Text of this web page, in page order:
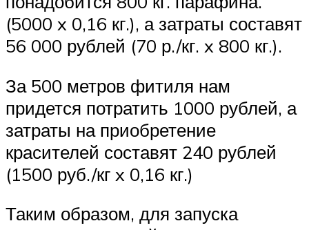
(5000 x 0,16 кг.), а затраты составят
56 000 рублей (70 р./кг. x 800 кг.).
За 500 метров фитиля нам
придется потратить 1000 рублей, а
затраты на приобретение
красителей составят 240 рублей
(1500 руб./кг x 0,16 кг.)
Таким образом, для запуска